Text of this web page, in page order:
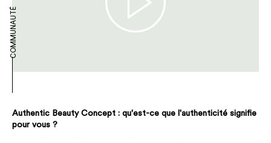
COMMUNAUTÉ
Authentic Beauty Concept : qu'est-ce que l'authenticité signifie
pour vous ?